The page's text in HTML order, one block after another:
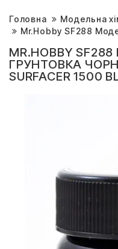
Головна Модельна
Mr.Hobby SF288
MR.HOBBY
ГРУНТОВКА
SURFACER 1500